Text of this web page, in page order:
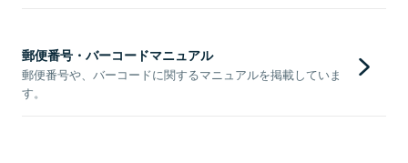
郵便番号・バーコードマニュアル
郵便番号や、バーコードに関するマニュアルを掲載していま
す。